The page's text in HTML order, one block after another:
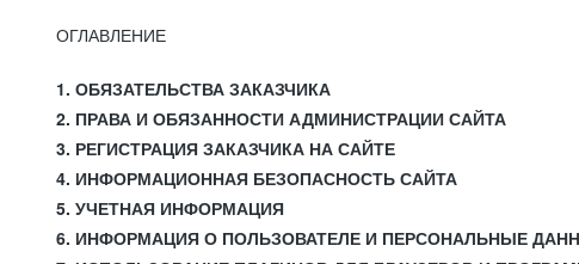
ОГЛАВЛЕНИЕ
1. ОБЯЗАТЕЛЬСТВА ЗАКАЗЧИКА
2. ПРАВА И ОБЯЗАННОСТИ АДМИНИСТРАЦИИ САЙТА
3. РЕГИСТРАЦИЯ ЗАКАЗЧИКА НА САЙТЕ
4. ИНФОРМАЦИОННАЯ БЕЗОПАСНОСТЬ САЙТА
5. УЧЕТНАЯ ИНФОРМАЦИЯ
6. ИНФОРМАЦИЯ О ПОЛЬЗОВАТЕЛЕ И ПЕРСОНАЛЬНЫЕ